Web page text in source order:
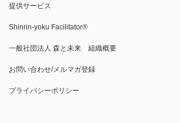
提供サービス
Shinrin-yoku Facilitator®︎
一般社団法人 森と未来 組織概要
お問い合わせ/メルマガ登録
プライバシーポリシー